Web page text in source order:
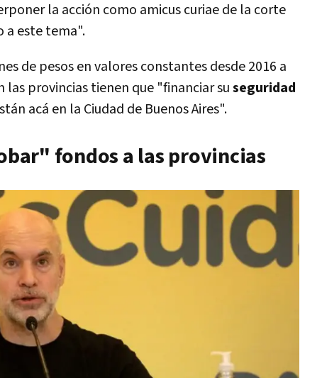
la acción como amicus curiae de la corte
a este tema".
de pesos en valores constantes desde 2016 a
provincias tienen que "financiar suseguridad
acá en la Ciudad de Buenos Aires".
fondos a las provincias